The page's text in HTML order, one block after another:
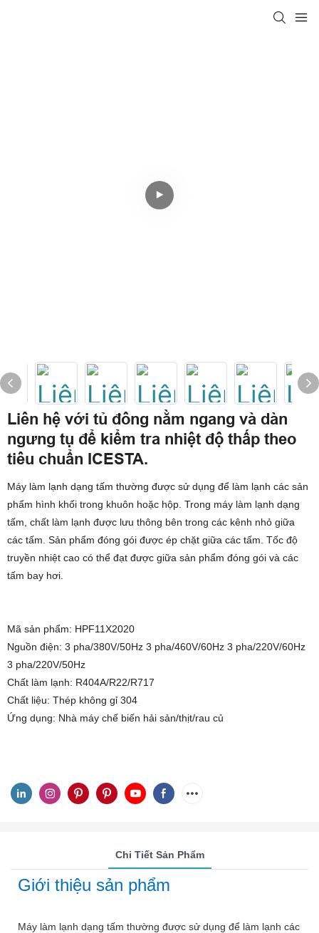
Liên hệ với tủ đông nằm ngang và dàn
ngưng tụ để kiểm tra nhiệt độ thấp theo
tiêu chuẩn ICESTA.
Máy làm lạnh dạng tấm thường được sử dụng để làm lạnh các sản
phẩm hình khối trong khuôn hoặc hộp. Trong máy làm lạnh dạng
tấm, chất làm lạnh được lưu thông bên trong các kênh nhỏ giữa
các tấm. Sản phẩm đóng gói được ép chặt giữa các tấm. Tốc độ
truyền nhiệt cao có thể đạt được giữa sản phẩm đóng gói và các
tấm bay hơi.
Mã sản phẩm: HPF11X2020
Nguồn điện: 3 pha/380V/50Hz 3 pha/460V/60Hz 3 pha/220V/60Hz
3 pha/220V/50Hz
Chất làm lạnh: R404A/R22/R717
Chất liệu: Thép không gỉ 304
Ứng dụng: Nhà máy chế biến hải sản/thịt/rau củ
Chi Tiết Sản Phẩm
Giới thiệu sản phẩm
Máy làm lạnh dạng tấm thường được sử dụng để làm lạnh các